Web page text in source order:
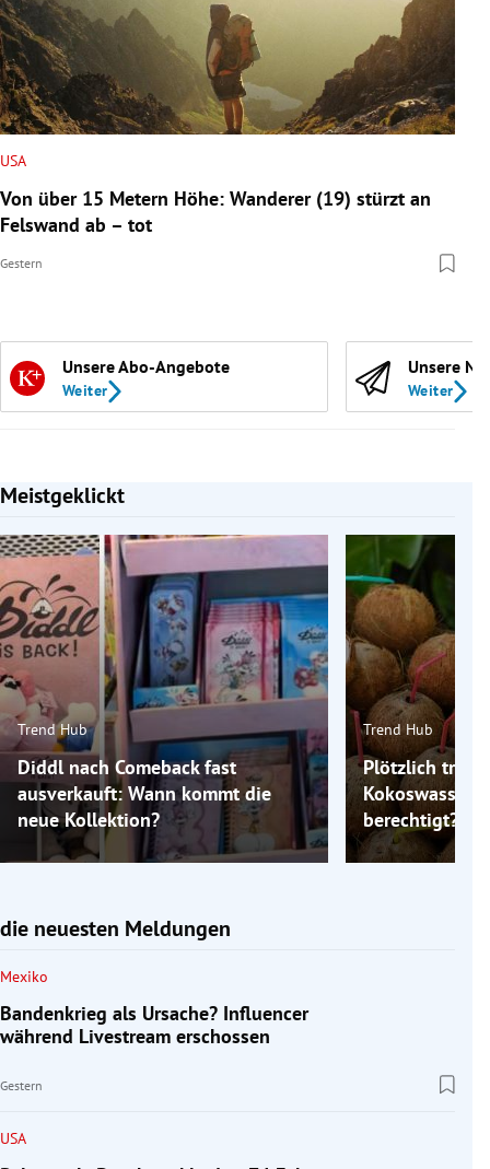
USA
Von über 15 Metern Höhe: Wanderer (19) stürzt an
Felswand ab – tot
Gestern
Unsere Abo-Angebote
Weiter
Unsere
Weiter
Meistgeklickt
Slide 1 von 7
Trend Hub
Diddl nach Comeback fast
ausverkauft: Wann kommt die
neue Kollektion?
Trend Hub
Plötzlich
Kokoswasser:
berechtigt?
die neuesten Meldungen
Mexiko
Bandenkrieg als Ursache? Influencer
während Livestream erschossen
Gestern
USA